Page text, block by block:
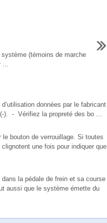
(témoins de marche
...
données par le fabricant
). - Vérifiez la propreté des bo ...
bouton de verrouillage. Si toutes
une fois pour indiquer que
la pédale de frein et sa course
aussi que le système émette du